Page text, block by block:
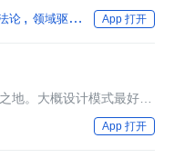
论 领域驱动设计 App 打开
地。大概设计模式最好的
App 打开